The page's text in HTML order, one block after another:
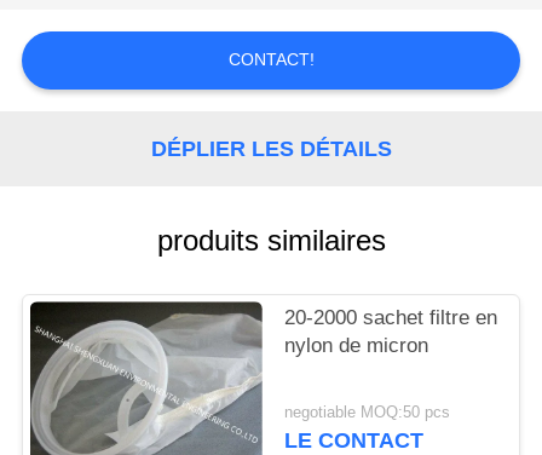
DEMANDEZ
UNE
CITATION
SITE
PRIVACY
POLICY
CONTACT!
DÉPLIER LES DÉTAILS
produits similaires
20-2000 sachet filtre en
nylon de micron
negotiable MOQ:50 pcs
LE CONTACT